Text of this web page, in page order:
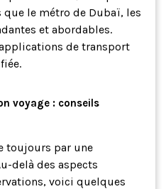
le métro de Dubaï, les
et abordables.
de transport
voyage : conseils
toujours par une
delà des aspects
voici quelques